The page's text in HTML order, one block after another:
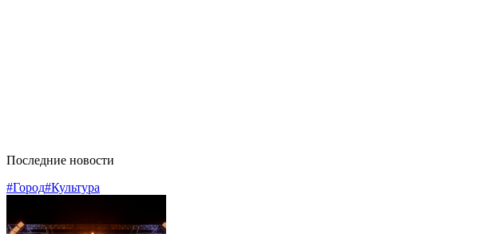
Последние новости
#Город#Культура